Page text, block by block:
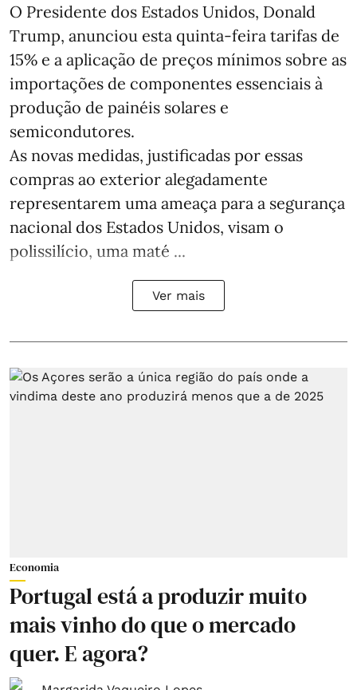
O Presidente dos Estados Unidos, Donald
Trump, anunciou esta quinta-feira tarifas de
15% e a aplicação de preços mínimos sobre as
importações de componentes essenciais à
produção de painéis solares e
semicondutores.
As novas medidas, justificadas por essas
compras ao exterior alegadamente
representarem uma ameaça para a segurança
nacional dos Estados Unidos, visam o
polissilício, uma maté ...
Ver mais
Economia
Portugal está a produzir muito
mais vinho do que o mercado
quer. E agora?